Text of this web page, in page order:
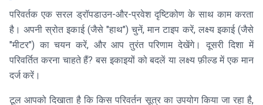
परिवर्तक एक सरल ड्रॉपडाउन-और-प्रवेश दृष्टिकोण के साथ काम करता
है। अपनी स्रोत इकाई (जैसे "हाथ") चुनें, मान टाइप करें, लक्ष्य इकाई (जैसे
"मीटर") का चयन करें, और आप तुरंत परिणाम देखेंगे। दूसरी दिशा में
परिवर्तित करना चाहते हैं? बस इकाइयों को बदलें या लक्ष्य फ़ील्ड में एक मान
दर्ज करें।
टूल आपको दिखाता है कि किस परिवर्तन सूत्र का उपयोग किया जा रहा है,